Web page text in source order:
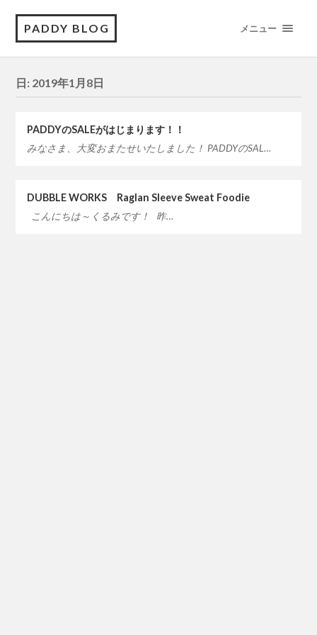
PADDY BLOG メニュー
日: 2019年1月8日
PADDYのSALEがはじまります！！
みなさま、大変おまたせいたしました！ PADDYのSAL…
DUBBLE WORKS Raglan Sleeve Sweat Foodie
こんにちは～くるみです！ 昨…